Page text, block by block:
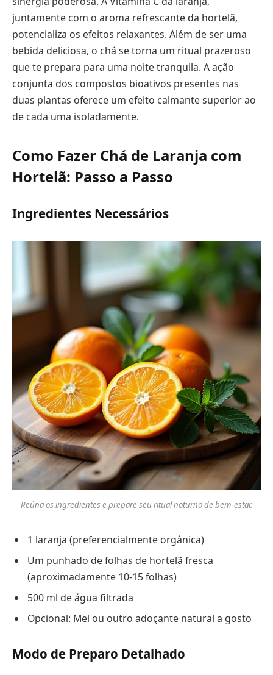
juntamente com o aroma refrescante da hortelã,
potencializa os efeitos relaxantes. Além de ser uma
bebida deliciosa, o chá se torna um ritual prazeroso
que te prepara para uma noite tranquila. A ação
conjunta dos compostos bioativos presentes nas
duas plantas oferece um efeito calmante superior ao
de cada uma isoladamente.
Como Fazer Chá de Laranja com
Hortelã: Passo a Passo
Ingredientes Necessários
Reúna os ingredientes e prepare seu ritual noturno de bem-estar.
1 laranja (preferencialmente orgânica)
Um punhado de folhas de hortelã fresca
(aproximadamente 10-15 folhas)
500 ml de água filtrada
Opcional: Mel ou outro adoçante natural a gosto
Modo de Preparo Detalhado